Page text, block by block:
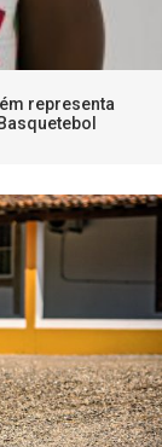
representa